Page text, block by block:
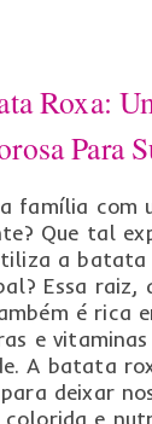
Roxa:
Para
família com
Que tal
a batata
Essa raiz,
é rica
e vitaminas
A batata
deixar
e